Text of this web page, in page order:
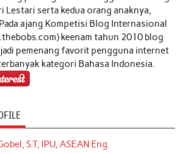
Lestari serta kedua orang anaknya,
ajang Kompetisi Blog Internasional
keenam tahun 2010 blog
pemenang favorit pengguna internet
kategori Bahasa Indonesia.
S.T, IPU, ASEAN Eng.